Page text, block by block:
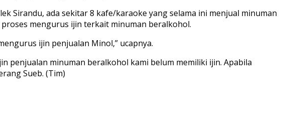
Sirandu, ada sekitar 8 kafe/karaoke yang selama ini menjual minuman
mengurus ijin terkait minuman beralkohol.
ijin penjualan Minol,” ucapnya.
penjualan minuman beralkohol kami belum memiliki ijin. Apabila
Sueb. (Tim)